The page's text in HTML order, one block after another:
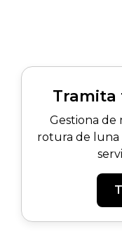
Gestiona de
rotura de